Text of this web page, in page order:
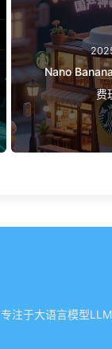
Nano
费
专注于大语言模型